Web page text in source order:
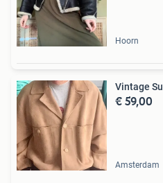
Hoorn
Vintage
€ 59,00
Amsterdam